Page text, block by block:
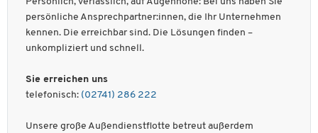
persönliche Ansprechpartner:innen, die Ihr Unternehmen
kennen. Die erreichbar sind. Die Lösungen finden –
unkompliziert und schnell.
Sie erreichen uns
telefonisch: (02741) 286 222
Unsere große Außendienstflotte betreut außerdem